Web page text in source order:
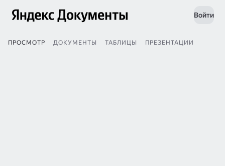
Войти
ПРОСМОТР ДОКУМЕНТЫ ТАБЛИЦЫ ПРЕЗЕНТАЦИИ